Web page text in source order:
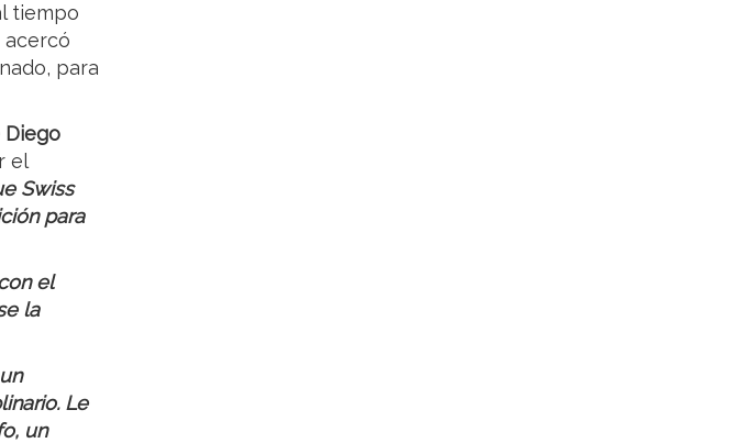
tiempo
acercó
para
Diego
el
Swiss
para
el
la
Le
un